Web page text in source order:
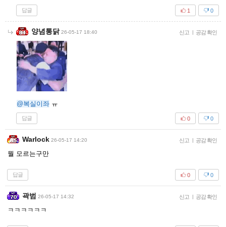
답글 0
1
양념통닭 26-05-17 18:40 신고 | 공감 확인
@복실이좌 ㅠ
답글 0
0
Warlock 26-05-17 14:20 신고 | 공감 확인
뭘 모르는구만
답글 0
0
곽범 26-05-17 14:32 신고 | 공감 확인
ㅋㅋㅋㅋㅋㅋ